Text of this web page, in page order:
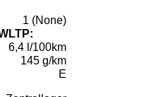
1 (None)
6,4 l/100km
145 g/km
E